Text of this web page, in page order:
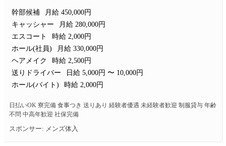
幹部候補
月給 450,000円
キャッシャー
月給 280,000円
エスコート
時給 2,000円
ホール(社員)
月給 330,000円
ヘアメイク
時給 2,500円
送りドライバー
日給 5,000円 〜 10,000円
ホール(バイト)
時給 2,000円
日払いOK 寮完備 食事つき 送りあり 経験者優遇 未経験者歓迎 制服貸与 年齢
不問 中高年歓迎 社保完備
スポンサー: メンズ体入